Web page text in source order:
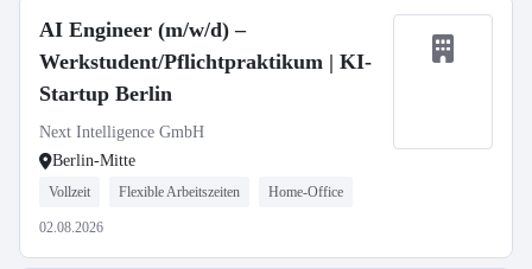
AI Engineer (m/w/d) –
Werkstudent/Pflichtpraktikum | KI-
Startup Berlin
Next Intelligence GmbH
Berlin-Mitte
Vollzeit Flexible Arbeitszeiten Home-Office
02.08.2026